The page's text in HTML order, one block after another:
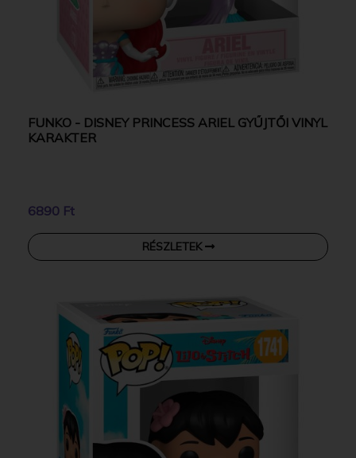
FUNKO - DISNEY PRINCESS ARIEL GYŰJTŐI VINYL
KARAKTER
6890 Ft
RÉSZLETEK